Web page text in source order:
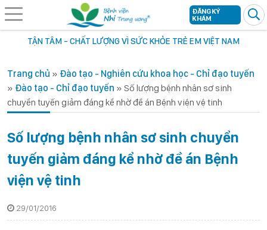
TẬN TÂM - CHẤT LƯỢNG VÌ SỨC KHỎE TRẺ EM VIỆT NAM
ĐĂNG KÝ
KHÁM
Trang chủ » Đào tạo - Nghiên cứu khoa học - Chỉ đạo tuyến
» Đào tạo - Chỉ đạo tuyến » Số lượng bệnh nhân sơ sinh
chuyển tuyến giảm đáng kể nhờ đề án Bệnh viện vệ tinh
Số lượng bệnh nhân sơ sinh chuyển
tuyến giảm đáng kể nhờ đề án Bệnh
viện vệ tinh
29/01/2016